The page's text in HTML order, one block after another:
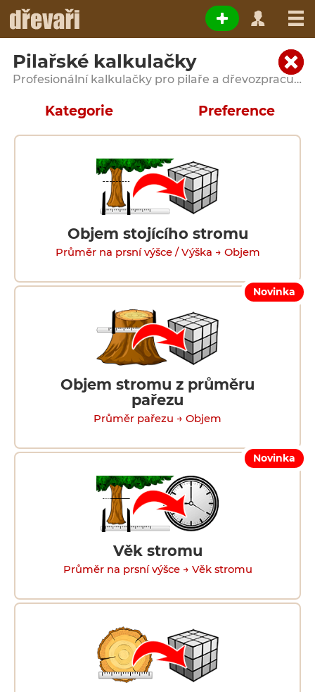
Pilařské kalkulačky
Profesionální kalkulačky pro pilaře a dřevozpracující provozy
Kategorie
Objem stojícího stromu
Průměr na prsní výšce / Výška → Objem
Novinka
Objem stromu z průměru
pařezu
Průměr pařezu → Objem
Novinka
Věk stromu
Průměr na prsní výšce → Věk stromu
Preference